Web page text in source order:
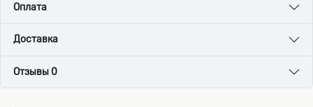
Оплата
Доставка
Отзывы 0